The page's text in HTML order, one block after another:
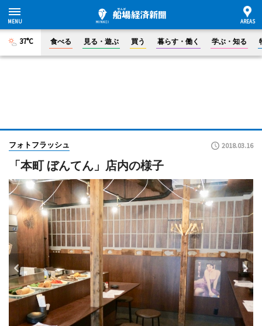
37°C 食べる 見る・遊ぶ 買う 暮らす・働く 学ぶ・知る
フォトフラッシュ 2018.03.16
「本町 ぼんてん」店内の様子